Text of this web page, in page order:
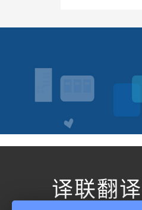
译联翻译